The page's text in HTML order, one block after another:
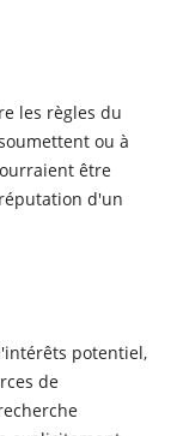
les règles du
ou à
être
d'un
potentiel,
de